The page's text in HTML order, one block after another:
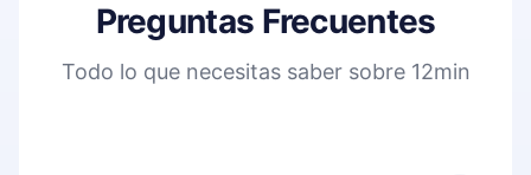
Preguntas Frecuentes
Todo lo que necesitas saber sobre 12min